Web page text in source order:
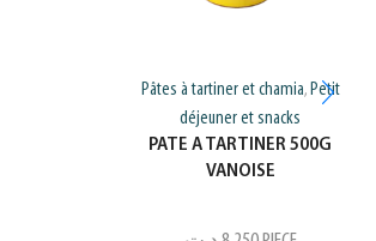
Pâtes à tartiner et chamia, Petit
déjeuner et snacks
PATE A TARTINER 500G
VANOISE